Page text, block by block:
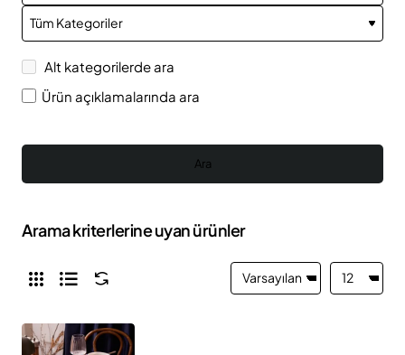
Alt kategorilerde ara
Ürün açıklamalarında ara
Ara
Arama kriterlerine uyan ürünler